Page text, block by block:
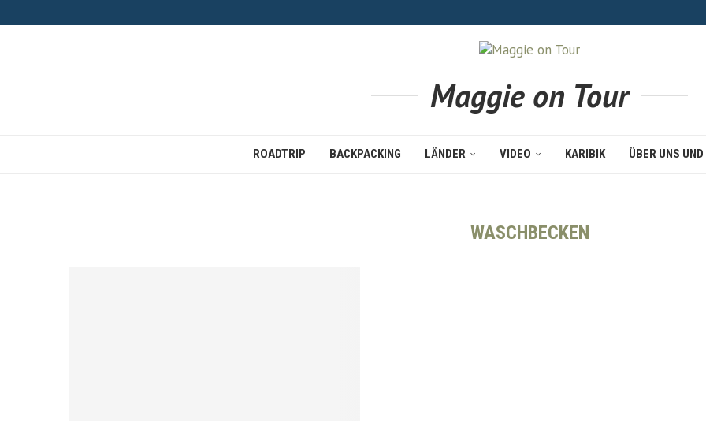
Maggie on Tour
ROADTRIP BACKPACKING LÄNDER VIDEO KARIBIK ÜBER UNS
WASCHBECKEN